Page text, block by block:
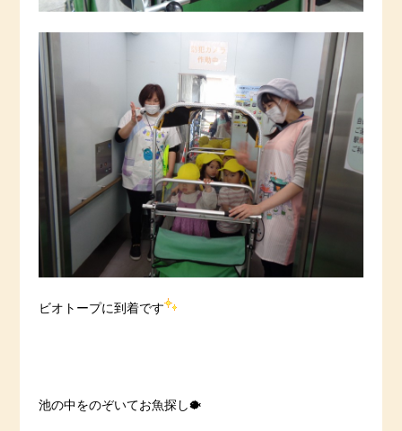
ビオトープに到着です
池の中をのぞいてお魚探し🐡